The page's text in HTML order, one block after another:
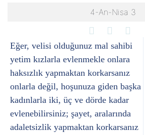
4-An-Nisa 3
Eğer, velisi olduğunuz mal sahibi
yetim kızlarla evlenmekle onlara
haksızlık yapmaktan korkarsanız
onlarla değil, hoşunuza giden başka
kadınlarla iki, üç ve dörde kadar
evlenebilirsiniz; şayet, aralarında
adaletsizlik yapmaktan korkarsanız